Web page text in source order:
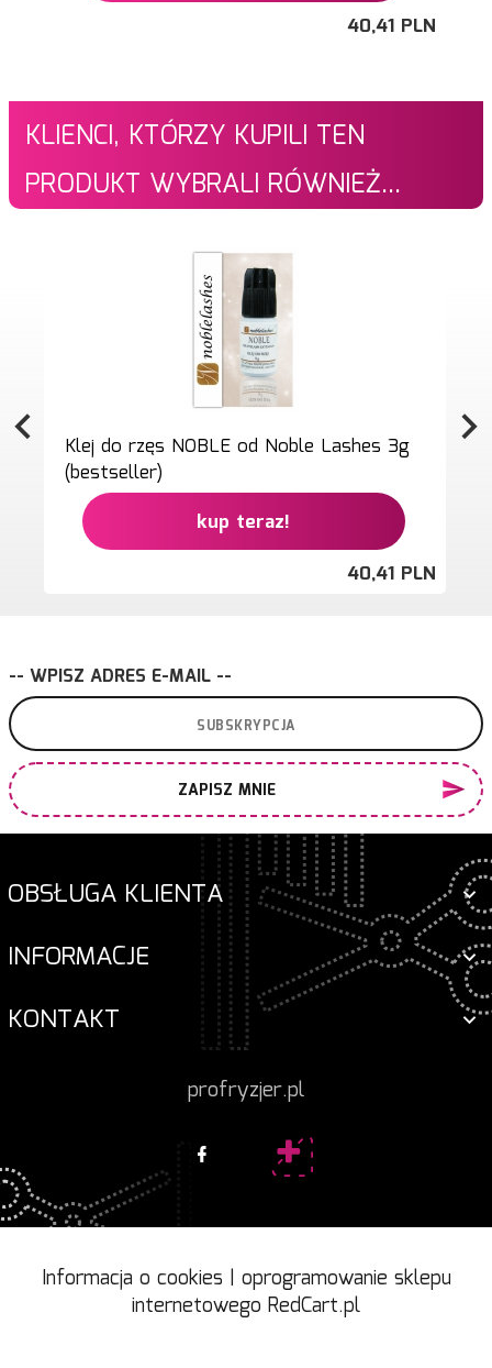
40,41 PLN
KLIENCI, KTÓRZY KUPILI TEN
PRODUKT WYBRALI RÓWNIEŻ...
Klej do rzęs NOBLE od Noble Lashes 3g
(bestseller)
kup teraz!
40,41 PLN
-- WPISZ ADRES E-MAIL --
ZAPISZ MNIE
OBSŁUGA KLIENTA
INFORMACJE
KONTAKT
profryzjer.pl
Informacja o cookies | oprogramowanie sklepu
internetowego RedCart.pl